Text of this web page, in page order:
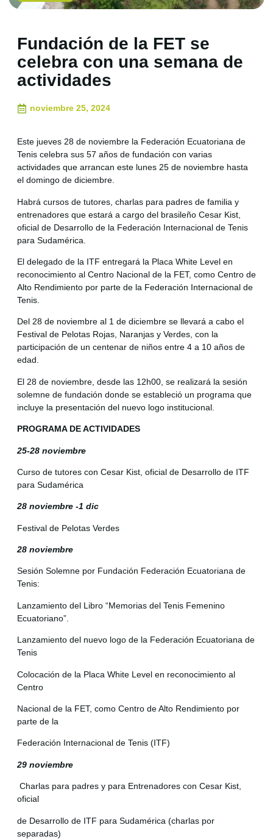
Fundación de la FET se
celebra con una semana de
actividades
noviembre 25, 2024
Este jueves 28 de noviembre la Federación Ecuatoriana de
Tenis celebra sus 57 años de fundación con varias
actividades que arrancan este lunes 25 de noviembre hasta
el domingo de diciembre.
Habrá cursos de tutores, charlas para padres de familia y
entrenadores que estará a cargo del brasileño Cesar Kist,
oficial de Desarrollo de la Federación Internacional de Tenis
para Sudamérica.
El delegado de la ITF entregará la Placa White Level en
reconocimiento al Centro Nacional de la FET, como Centro de
Alto Rendimiento por parte de la Federación Internacional de
Tenis.
Del 28 de noviembre al 1 de diciembre se llevará a cabo el
Festival de Pelotas Rojas, Naranjas y Verdes, con la
participación de un centenar de niños entre 4 a 10 años de
edad.
El 28 de noviembre, desde las 12h00, se realizará la sesión
solemne de fundación donde se estableció un programa que
incluye la presentación del nuevo logo institucional.
PROGRAMA DE ACTIVIDADES
25-28 noviembre
Curso de tutores con Cesar Kist, oficial de Desarrollo de ITF
para Sudamérica
28 noviembre -1 dic
Festival de Pelotas Verdes
28 noviembre
Sesión Solemne por Fundación Federación Ecuatoriana de
Tenis:
Lanzamiento del Libro “Memorias del Tenis Femenino
Ecuatoriano”.
Lanzamiento del nuevo logo de la Federación Ecuatoriana de
Tenis
Colocación de la Placa White Level en reconocimiento al
Centro
Nacional de la FET, como Centro de Alto Rendimiento por
parte de la
Federación Internacional de Tenis (ITF)
29 noviembre
Charlas para padres y para Entrenadores con Cesar Kist,
oficial
de Desarrollo de ITF para Sudamérica (charlas por
separadas)